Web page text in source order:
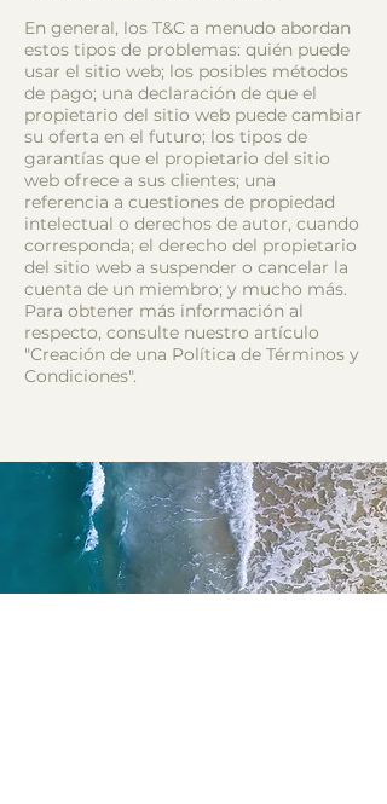
En general, los T&C a menudo abordan
estos tipos de problemas: quién puede
usar el sitio web; los posibles métodos
de pago; una declaración de que el
propietario del sitio web puede cambiar
su oferta en el futuro; los tipos de
garantías que el propietario del sitio
web ofrece a sus clientes; una
referencia a cuestiones de propiedad
intelectual o derechos de autor, cuando
corresponda; el derecho del propietario
del sitio web a suspender o cancelar la
cuenta de un miembro; y mucho más.
Para obtener más información al
respecto, consulte nuestro artículo
"Creación de una Política de Términos y
Condiciones".